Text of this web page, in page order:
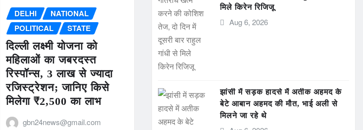
DELHI
NATIONAL
POLITICAL
STATE
दिल्ली लक्ष्मी योजना को
महिलाओं का जबरदस्त
रिस्पॉन्स, 3 लाख से ज्यादा
रजिस्ट्रेशन; जानिए किसे
मिलेगा ₹2,500 का लाभ
gbn24news@gmail.com
मिले किरेन रिजिजू
Aug 6, 2026
झांसी में सड़क हादसे में अतीक अहमद के
बेटे आबान अहमद की मौत, भाई अली से
मिलने जा रहे थे